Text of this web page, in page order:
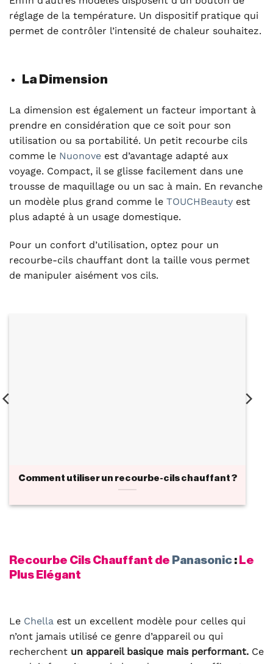
réglage de la température. Un dispositif pratique qui
permet de contrôler l’intensité de chaleur souhaitez.
La Dimension
La dimension est également un facteur important à
prendre en considération que ce soit pour son
utilisation ou sa portabilité. Un petit recourbe cils
comme le Nuonove est d’avantage adapté aux
voyage. Compact, il se glisse facilement dans une
trousse de maquillage ou un sac à main. En revanche
un modèle plus grand comme le TOUCHBeauty est
plus adapté à un usage domestique.
Pour un confort d’utilisation, optez pour un
recourbe-cils chauffant dont la taille vous permet
de manipuler aisément vos cils.
Comment utiliser un recourbe-cils chauffant ?
Recourbe Cils Chauffant de Panasonic : Le
Plus Elégant
Le Chella est un excellent modèle pour celles qui
n’ont jamais utilisé ce genre d’appareil ou qui
recherchent un appareil basique mais performant. Ce